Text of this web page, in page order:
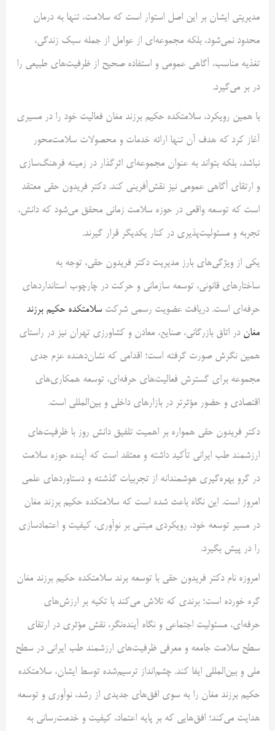
مدیریتی ایشان بر این اصل استوار است که سلامت، تنها به درمان
محدود نمی‌شود، بلکه مجموعه‌ای از عوامل از جمله سبک زندگی،
تغذیه مناسب، آگاهی عمومی و استفاده صحیح از ظرفیت‌های طبیعی را
در بر می‌گیرد.
با همین رویکرد، سلامتکده حکیم برزند مغان فعالیت خود را در مسیری
آغاز کرد که هدف آن تنها ارائه خدمات و محصولات سلامت‌محور
نباشد، بلکه بتواند به عنوان مجموعه‌ای اثرگذار در زمینه فرهنگ‌سازی
و ارتقای آگاهی عمومی نیز نقش‌آفرینی کند. دکتر فریدون حقی معتقد
است که توسعه واقعی در حوزه سلامت زمانی محقق می‌شود که دانش،
تجربه و مسئولیت‌پذیری در کنار یکدیگر قرار گیرند.
یکی از ویژگی‌های بارز مدیریت دکتر فریدون حقی، توجه به
ساختارهای قانونی، توسعه سازمانی و حرکت در چارچوب استانداردهای
حرفه‌ای است. دریافت عضویت رسمی شرکت سلامتکده حکیم برزند
مغان در اتاق بازرگانی، صنایع، معادن و کشاورزی تهران نیز در راستای
همین نگرش صورت گرفته است؛ اقدامی که نشان‌دهنده عزم جدی
مجموعه برای گسترش فعالیت‌های حرفه‌ای، توسعه همکاری‌های
اقتصادی و حضور مؤثرتر در بازارهای داخلی و بین‌المللی است.
دکتر فریدون حقی همواره بر اهمیت تلفیق دانش روز با ظرفیت‌های
ارزشمند طب ایرانی تأکید داشته و معتقد است که آینده حوزه سلامت
در گرو بهره‌گیری هوشمندانه از تجربیات گذشته و دستاوردهای علمی
امروز است. این نگاه باعث شده است که سلامتکده حکیم برزند مغان
در مسیر توسعه خود، رویکردی مبتنی بر نوآوری، کیفیت و اعتمادسازی
را در پیش بگیرد.
امروزه نام دکتر فریدون حقی با توسعه برند سلامتکده حکیم برزند مغان
گره خورده است؛ برندی که تلاش می‌کند با تکیه بر ارزش‌های
حرفه‌ای، مسئولیت اجتماعی و نگاه آینده‌نگر، نقش مؤثری در ارتقای
سطح سلامت جامعه و معرفی ظرفیت‌های ارزشمند طب ایرانی در سطح
ملی و بین‌المللی ایفا کند. چشم‌انداز ترسیم‌شده توسط ایشان، سلامتکده
حکیم برزند مغان را به سوی افق‌های جدیدی از رشد، نوآوری و توسعه
هدایت می‌کند؛ افق‌هایی که بر پایه اعتماد، کیفیت و خدمت‌رسانی به